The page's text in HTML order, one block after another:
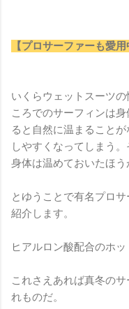
【プロサーファーも愛用
いくらウェットスーツ
ころでのサーフィンは
ると自然に温まること
しやすくなってしまう
身体は温めておいたほう
とゆうことで有名プロ
紹介します。
ヒアルロン酸配合のホッ
これさえあれば真冬の
れものだ。